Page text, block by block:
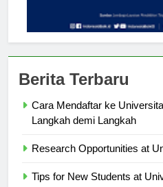
Cara Mendaftar ke